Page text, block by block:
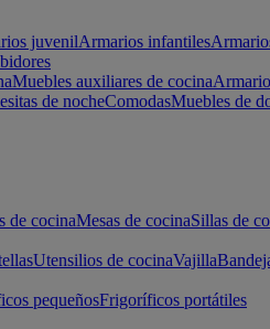
juvenilArmarios infantiles
Muebles auxiliares de cocina
de nocheComodasMuebles de
de cocinaMesas de cocinaSillas de
Utensilios de cocinaVajilla
pequeñosFrigoríficos portátiles